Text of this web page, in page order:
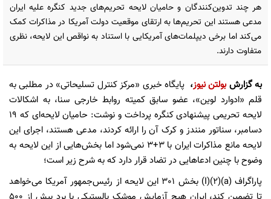
هر چند تدوین‌کنندگان و حامیان لایحه تحریم‌های جدید کنگره علیه ایران
مدعی‌ هستند این تحریم‌ها به ارتقای موقعیت دولت آمریکا در مذاکرات کمک
می‌کند اما برخی دیپلمات‌های آمریکایی با استناد به نواقص این لایحه، نظری
متفاوت دارند.
به گزارشبولتن نیوز،پایگاه خبری «مرکز کنترل تسلیحاتی» در مطلبی به
قلم «ادوارد لوین»، عضو سابق کمیته روابط خارجی سنا، به اشکالات
لایحه تحریمی پیشنهادی کنگره پرداخت و نوشت: حامیان لایحه‌ای که 19
دسامبر، سناتور منندز و کرک آن را ارائه کردند، مدعی هستند، اجرای این
لایحه مانع مذاکرات ایران با 3+3 نمی‌شود اما بخش‌هایی از این لایحه به
وضوح با چنین ادعاهایی در تضاد قرار دارد که به شرح زیر است؛
پاراگراف (a)(2)(I) بخش 301 این لایحه از رئیس‌جمهور آمریکا می‌خواهد